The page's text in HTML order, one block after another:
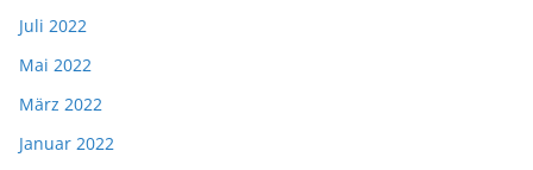
Juli 2022
Mai 2022
März 2022
Januar 2022